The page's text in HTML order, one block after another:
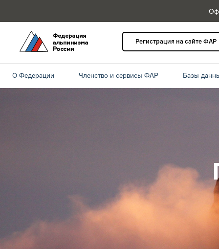
Регистрация на сайте ФАР
О Федерации Членство и сервисы ФАР Базы